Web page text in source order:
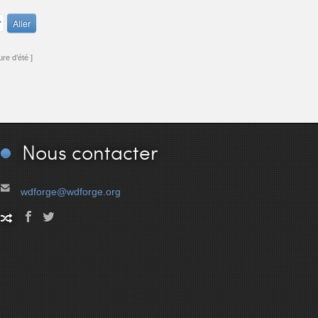
d’été ]
Nous contacter
wdforge@wdforge.org